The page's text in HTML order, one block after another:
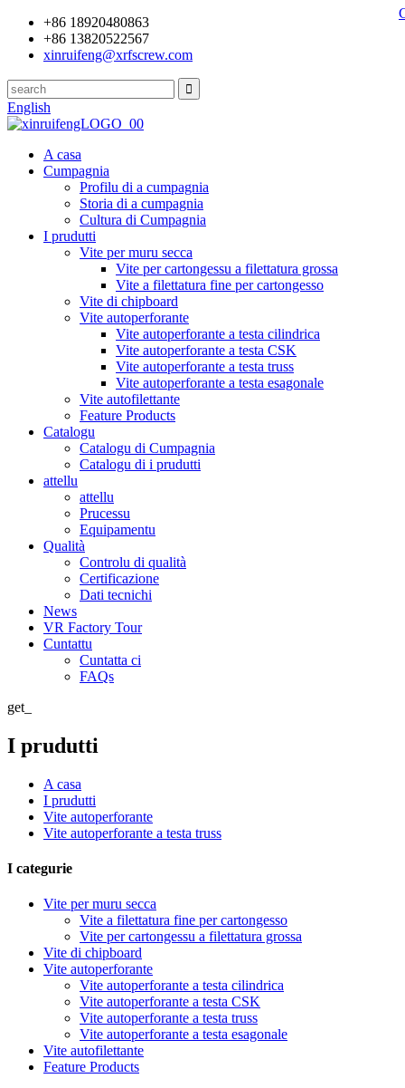
+86 18920480863
+86 13820522567
xinruifeng@xrfscrew.com
English
A casa
Cumpagnia
Profilu di a cumpagnia
Storia di a cumpagnia
Cultura di Cumpagnia
I prudutti
Vite per muru secca
Vite per cartongessu a filettatura grossa
Vite a filettatura fine per cartongesso
Vite di chipboard
Vite autoperforante
Vite autoperforante a testa cilindrica
Vite autoperforante a testa CSK
Vite autoperforante a testa truss
Vite autoperforante a testa esagonale
Vite autofilettante
Feature Products
Catalogu
Catalogu di Cumpagnia
Catalogu di i prudutti
attellu
attellu
Prucessu
Equipamentu
Qualità
Controlu di qualità
Certificazione
Dati tecnichi
News
VR Factory Tour
Cuntattu
Cuntatta ci
FAQs
get_
I prudutti
A casa
I prudutti
Vite autoperforante
Vite autoperforante a testa truss
I categurie
Vite per muru secca
Vite a filettatura fine per cartongesso
Vite per cartongessu a filettatura grossa
Vite di chipboard
Vite autoperforante
Vite autoperforante a testa cilindrica
Vite autoperforante a testa CSK
Vite autoperforante a testa truss
Vite autoperforante a testa esagonale
Vite autofilettante
Feature Products